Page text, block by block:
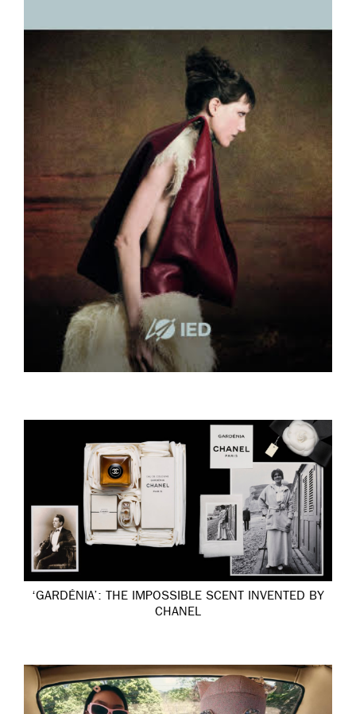
‘GARDÉNIA’: THE IMPOSSIBLE SCENT INVENTED BY
CHANEL